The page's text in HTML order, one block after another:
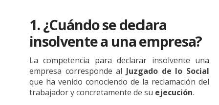
1. ¿Cuándo se declara
insolvente a una empresa?
La competencia para declarar insolvente una
empresa corresponde al Juzgado de lo Social
que ha venido conociendo de la reclamación del
trabajador y concretamente de su ejecución.